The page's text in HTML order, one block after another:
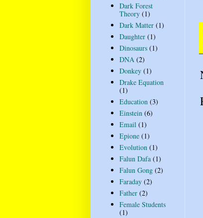
Dark Forest
Theory (1)
Dark Matter (1)
Daughter (1)
Dinosaurs (1)
DNA (2)
Donkey (1)
Drake Equation
(1)
Education (3)
Einstein (6)
Email (1)
Epione (1)
Evolution (1)
Falun Dafa (1)
Falun Gong (2)
Faraday (2)
Father (2)
Female Students
(1)